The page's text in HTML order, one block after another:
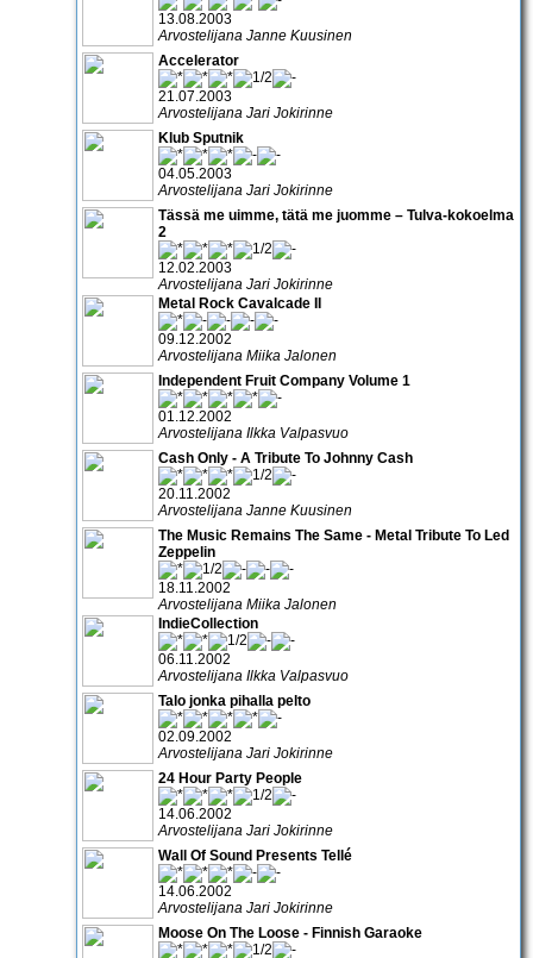
13.08.2003
Arvostelijana Janne Kuusinen
Accelerator
21.07.2003
Arvostelijana Jari Jokirinne
Klub Sputnik
04.05.2003
Arvostelijana Jari Jokirinne
Tässä me uimme, tätä me juomme – Tulva-kokoelma
2
12.02.2003
Arvostelijana Jari Jokirinne
Metal Rock Cavalcade II
09.12.2002
Arvostelijana Miika Jalonen
Independent Fruit Company Volume 1
01.12.2002
Arvostelijana Ilkka Valpasvuo
Cash Only - A Tribute To Johnny Cash
20.11.2002
Arvostelijana Janne Kuusinen
The Music Remains The Same - Metal Tribute To Led
Zeppelin
18.11.2002
Arvostelijana Miika Jalonen
IndieCollection
06.11.2002
Arvostelijana Ilkka Valpasvuo
Talo jonka pihalla pelto
02.09.2002
Arvostelijana Jari Jokirinne
24 Hour Party People
14.06.2002
Arvostelijana Jari Jokirinne
Wall Of Sound Presents Tellé
14.06.2002
Arvostelijana Jari Jokirinne
Moose On The Loose - Finnish Garaoke